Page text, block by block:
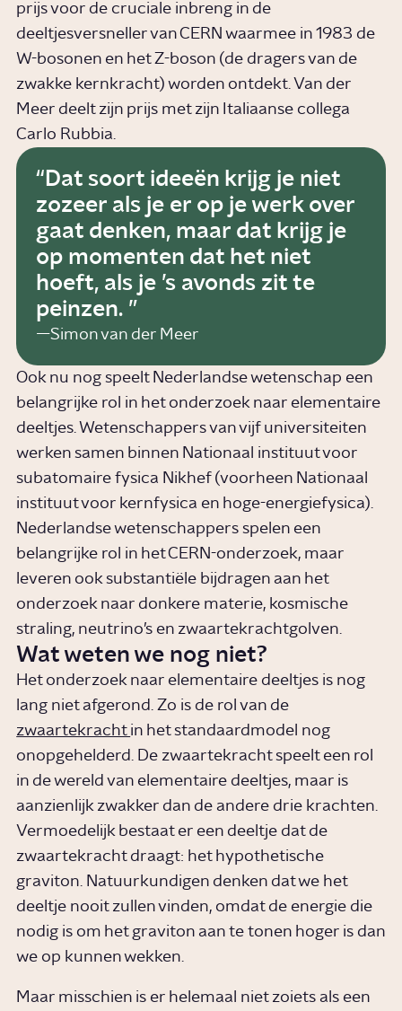
prijs voor de cruciale inbreng in de
deeltjesversneller van CERN waarmee in 1983 de
W-bosonen en het Z-boson (de dragers van de
zwakke kernkracht) worden ontdekt. Van der
Meer deelt zijn prijs met zijn Italiaanse collega
Carlo Rubbia.
Dat soort ideeën krijg je niet
zozeer als je er op je werk over
gaat denken, maar dat krijg je
op momenten dat het niet
hoeft, als je ’s avonds zit te
peinzen.
Simon van der Meer
Ook nu nog speelt Nederlandse wetenschap een
belangrijke rol in het onderzoek naar elementaire
deeltjes. Wetenschappers van vijf universiteiten
werken samen binnen Nationaal instituut voor
subatomaire fysica Nikhef (voorheen Nationaal
instituut voor kernfysica en hoge-energiefysica).
Nederlandse wetenschappers spelen een
belangrijke rol in het CERN-onderzoek, maar
leveren ook substantiële bijdragen aan het
onderzoek naar donkere materie, kosmische
straling, neutrino’s en zwaartekrachtgolven.
Wat weten we nog niet?
Het onderzoek naar elementaire deeltjes is nog
lang niet afgerond. Zo is de rol van de
zwaartekracht in het standaardmodel nog
onopgehelderd. De zwaartekracht speelt een rol
in de wereld van elementaire deeltjes, maar is
aanzienlijk zwakker dan de andere drie krachten.
Vermoedelijk bestaat er een deeltje dat de
zwaartekracht draagt: het hypothetische
graviton. Natuurkundigen denken dat we het
deeltje nooit zullen vinden, omdat de energie die
nodig is om het graviton aan te tonen hoger is dan
we op kunnen wekken.
Maar misschien is er helemaal niet zoiets als een